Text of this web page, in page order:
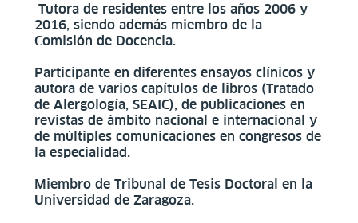
Tutora de residentes entre los años 2006 y
2016, siendo además miembro de la
Comisión de Docencia.
Participante en diferentes ensayos clínicos y
autora de varios capítulos de libros (Tratado
de Alergología, SEAIC), de publicaciones en
revistas de ámbito nacional e internacional y
de múltiples comunicaciones en congresos de
la especialidad.
Miembro de Tribunal de Tesis Doctoral en la
Universidad de Zaragoza.